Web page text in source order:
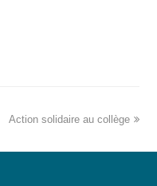
Action solidaire au collège